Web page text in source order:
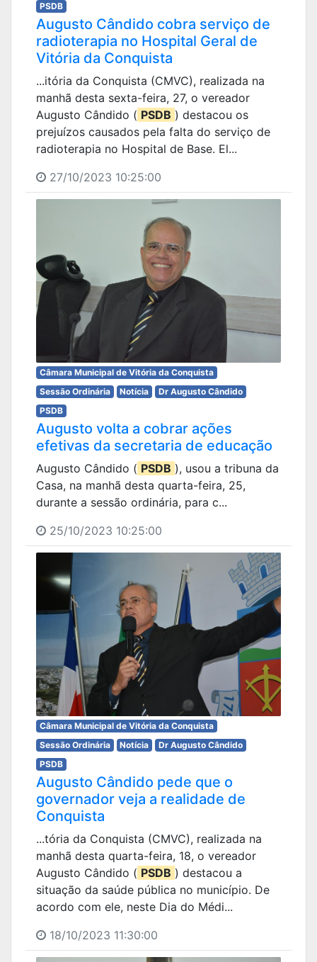
PSDB
Augusto Cândido cobra serviço de
radioterapia no Hospital Geral de
Vitória da Conquista
...itória da Conquista (CMVC), realizada na
manhã desta sexta-feira, 27, o vereador
Augusto Cândido ( PSDB ) destacou os
prejuízos causados pela falta do serviço de
radioterapia no Hospital de Base. El...
27/10/2023 10:25:00
Câmara Municipal de Vitória da Conquista
Sessão Ordinária
Notícia
Dr Augusto Cândido
PSDB
Augusto volta a cobrar ações
efetivas da secretaria de educação
Augusto Cândido ( PSDB ), usou a tribuna da
Casa, na manhã desta quarta-feira, 25,
durante a sessão ordinária, para c...
25/10/2023 10:25:00
Câmara Municipal de Vitória da Conquista
Sessão Ordinária
Notícia
Dr Augusto Cândido
PSDB
Augusto Cândido pede que o
governador veja a realidade de
Conquista
...tória da Conquista (CMVC), realizada na
manhã desta quarta-feira, 18, o vereador
Augusto Cândido ( PSDB ) destacou a
situação da saúde pública no município. De
acordo com ele, neste Dia do Médi...
18/10/2023 11:30:00